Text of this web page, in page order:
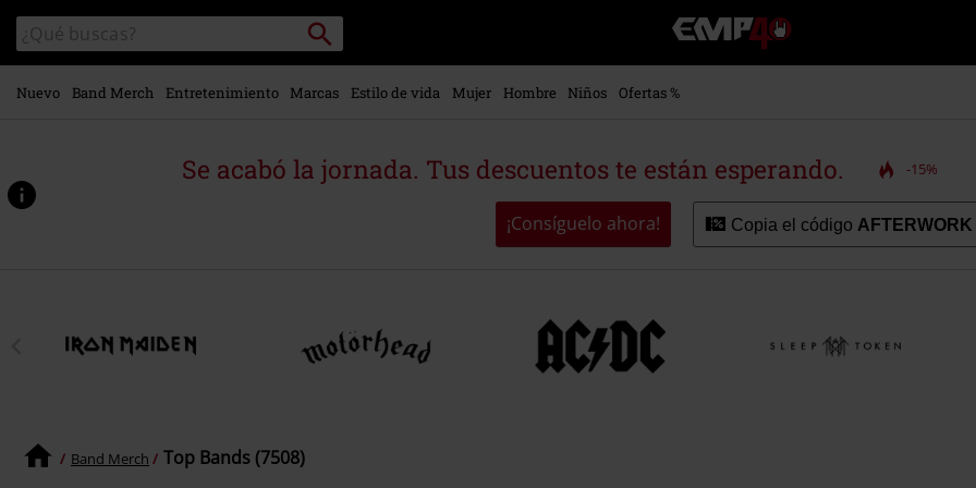
contenido
principal
Buscar
en
el
catálogo
Buscar
EMP
-
Música,
Merch
Ropa
Alternativa
Nuevo Band Merch Entretenimiento Marcas Estilo de vida Mujer Hombre Niños Ofertas %
Se acabó la jornada. Tus descuentos te están esperando. -15%
¡Consíguelo ahora! Copia el código AFTERWORK
Band Merch Top Bands (7508)